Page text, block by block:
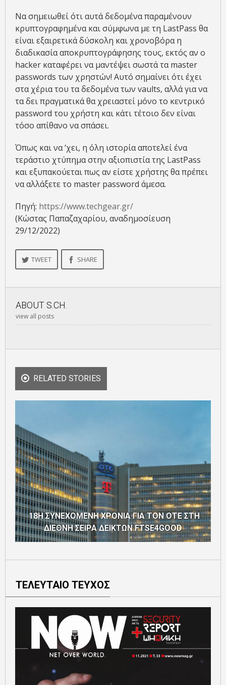
Να σημειωθεί ότι αυτά δεδομένα παραμένουν
κρυπτογραφημένα και σύμφωνα με τη LastPass θα
είναι εξαιρετικά δύσκολη και χρονοβόρα η
διαδικασία αποκρυπτογράφησης τους, εκτός αν ο
hacker καταφέρει να μαντέψει σωστά τα master
passwords των χρηστών! Αυτό σημαίνει ότι έχει
στα χέρια του τα δεδομένα των vaults, αλλά για να
τα δει πραγματικά θα χρειαστεί μόνο το κεντρικό
password του χρήστη και κάτι τέτοιο δεν είναι
τόσο απίθανο να σπάσει.
Όπως και να ‘χει, η όλη ιστορία αποτελεί ένα
τεράστιο χτύπημα στην αξιοπιστία της LastPass
και εξυπακούεται πως αν είστε χρήστης θα πρέπει
να αλλάξετε το master password άμεσα.
Πηγή: https://www.techgear.gr/
(Κώστας Παπαζαχαρίου, αναδημοσίευση
29/12/2022)
TWEET SHARE
ABOUT S.CH.
view all posts
RELATED STORIES
18Η ΣΥΝΕΧΟΜΕΝΗ ΧΡΟΝΙΑ ΓΙΑ ΤΟΝ ΟΤΕ ΣΤΗ
ΔΙΕΘΝΗ ΣΕΙΡΑ ΔΕΙΚΤΩΝ FTSE4GOOD
ΤΕΛΕΥΤΑΙΟ ΤΕΥΧΟΣ